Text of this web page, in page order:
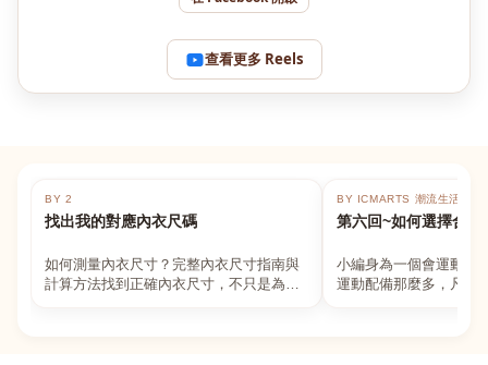
查看更多 Reels
BY 2
找出我的對應內衣尺碼
如何測量內衣尺寸？完整內衣尺寸指南與
計算方法找到正確內衣尺寸，不只是為了
BY ICMARTS 潮流生活百貨
第六回~如何選擇合適
小編身為一個會運動的
運動配備那麼多，凡舉